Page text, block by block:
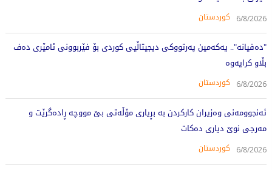
6/8/2026 کوردستان
"دەفیانە".. یەکەمین پەرتووکی دیجیتاڵیی کوردی بۆ فێربوونی ئامێری دەف
بڵاو کرایەوە
6/8/2026 کوردستان
ئەنجوومەنی وەزیران کارکردن بە بڕیاری مۆڵەتی بێ مووچە ڕادەگرێت و
مەرجی نوێ دیاری دەکات
6/8/2026 کوردستان